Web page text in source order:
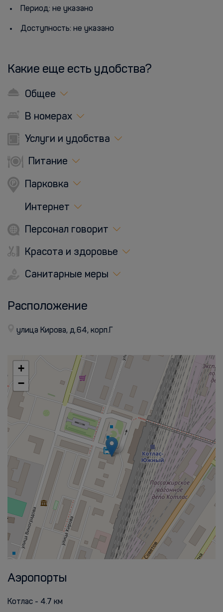
Период: не указано
Доступность: не указано
Какие еще есть удобства?
Общее
В номерах
Услуги и удобства
Питание
Парковка
Интернет
Персонал говорит
Красота и здоровье
Санитарные меры
Расположение
улица Кирова, д.64, корп.Г
+
−
Аэропорты
Котлас - 4.7 км